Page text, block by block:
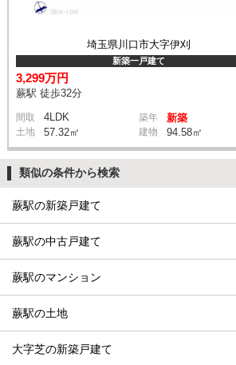
埼玉県川口市大字伊刈
新築一戸建て
3,299万円
蕨駅 徒歩32分
間取 4LDK 築年 新築
土地 57.32㎡ 建物 94.58㎡
類似の条件から検索
蕨駅の新築戸建て
蕨駅の中古戸建て
蕨駅のマンション
蕨駅の土地
大字芝の新築戸建て